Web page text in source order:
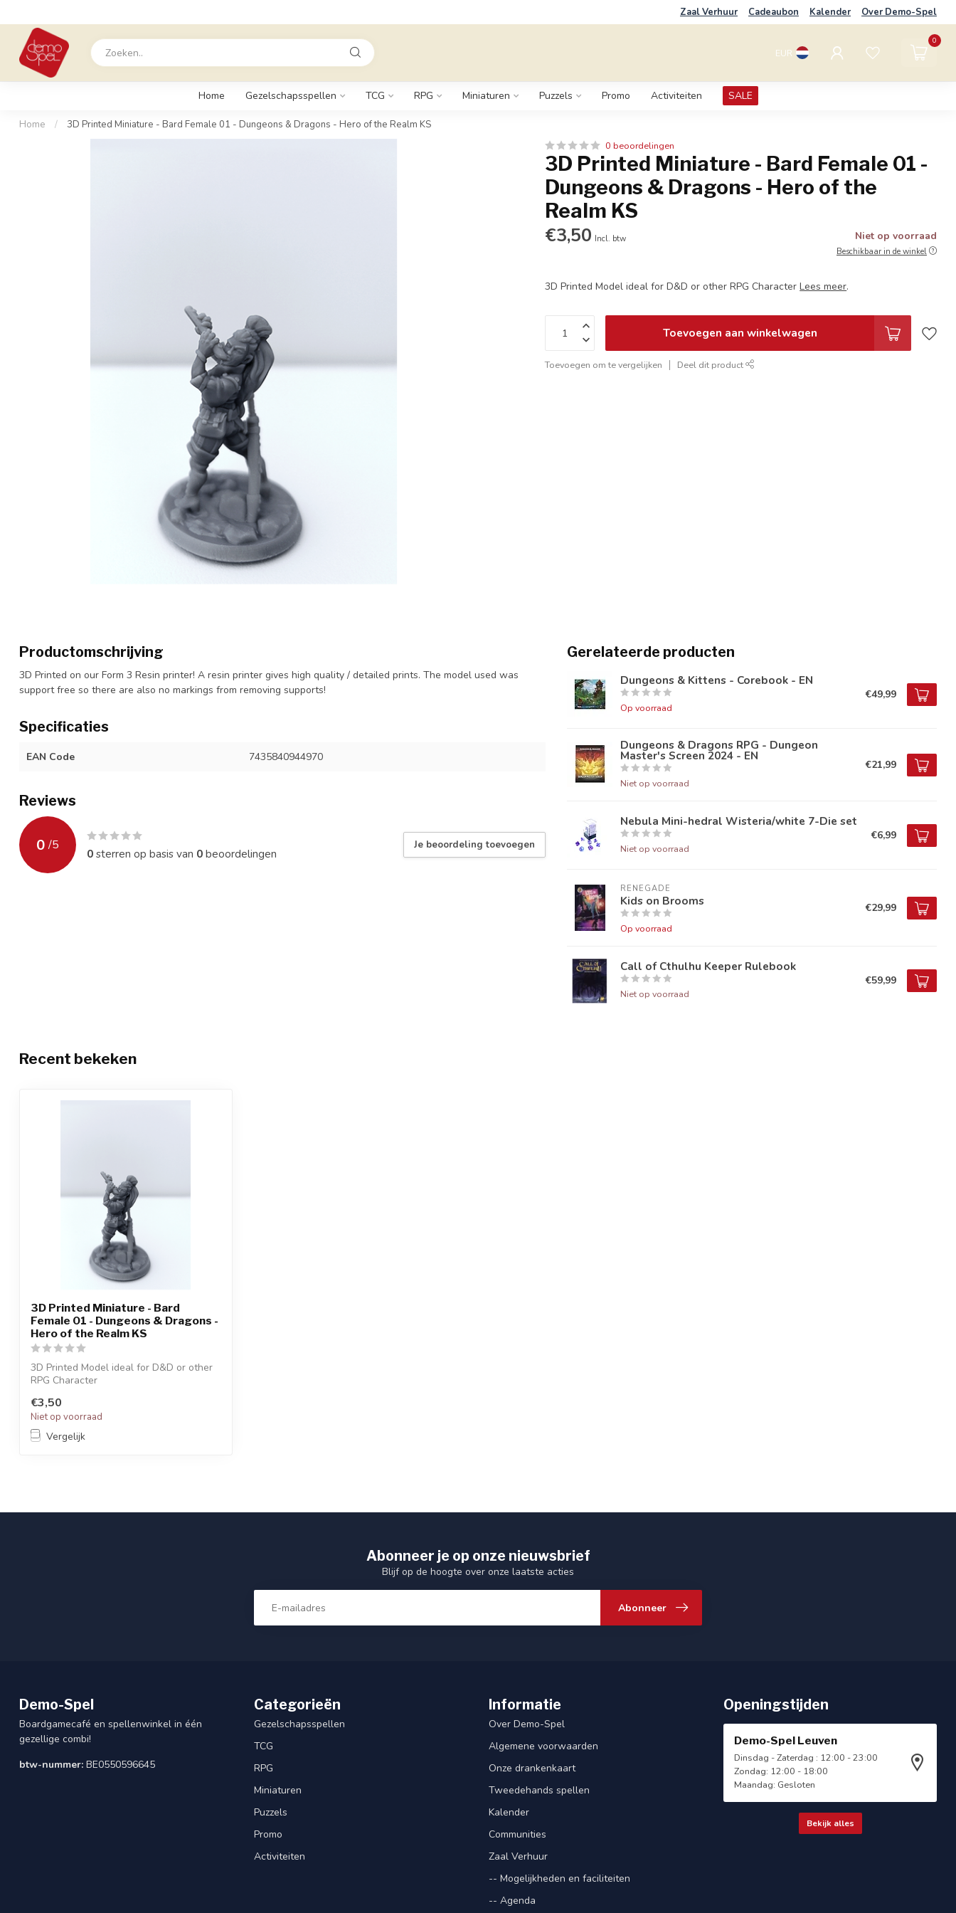
Zaal Verhuur Cadeaubon Kalender Over Demo-Spel
EUR
0
Home Gezelschapsspellen TCG RPG Miniaturen Puzzels Promo Activiteiten SALE
Home / 3D Printed Miniature - Bard Female 01 - Dungeons & Dragons - Hero of the Realm KS
0 beoordelingen
3D Printed Miniature - Bard Female 01 -
Dungeons & Dragons - Hero of the
Realm KS
€3,50 Incl. btw Niet op voorraad
Beschikbaar in de winkel
3D Printed Model ideal for D&D or other RPG CharacterLees meer.
Toevoegen aan winkelwagen
Toevoegen om te vergelijken Deel dit product
Productomschrijving
3D Printed on our Form 3 Resin printer! A resin printer gives high quality / detailed prints. The model used was
support free so there are also no markings from removing supports!
Specificaties
EAN Code 7435840944970
Reviews
0 /5
0sterren op basis van 0beoordelingen
Je beoordeling toevoegen
Gerelateerde producten
Dungeons & Kittens - Corebook - EN
Op voorraad
€49,99
Dungeons & Dragons RPG - Dungeon
Master's Screen 2024 - EN
Niet op voorraad
€21,99
Nebula Mini-hedral Wisteria/white 7-Die set
Niet op voorraad
€6,99
RENEGADE
Kids on Brooms
Op voorraad
€29,99
Call of Cthulhu Keeper Rulebook
Niet op voorraad
€59,99
Recent bekeken
3D Printed Miniature - Bard
Female 01 - Dungeons & Dragons -
Hero of the Realm KS
3D Printed Model ideal for D&D or other
RPG Character
€3,50
Niet op voorraad
Vergelijk
Abonneer je op onze nieuwsbrief
Blijf op de hoogte over onze laatste acties
Abonneer
Demo-Spel
Boardgamecafé en spellenwinkel in één
gezellige combi!
btw-nummer: BE0550596645
Categorieën
Gezelschapsspellen
TCG
RPG
Miniaturen
Puzzels
Promo
Activiteiten
Informatie
Over Demo-Spel
Algemene voorwaarden
Onze drankenkaart
Tweedehands spellen
Kalender
Communities
Zaal Verhuur
-- Mogelijkheden en faciliteiten
-- Agenda
Openingstijden
Demo-Spel Leuven
Dinsdag - Zaterdag : 12:00 - 23:00
Zondag: 12:00 - 18:00
Maandag: Gesloten
Bekijk alles